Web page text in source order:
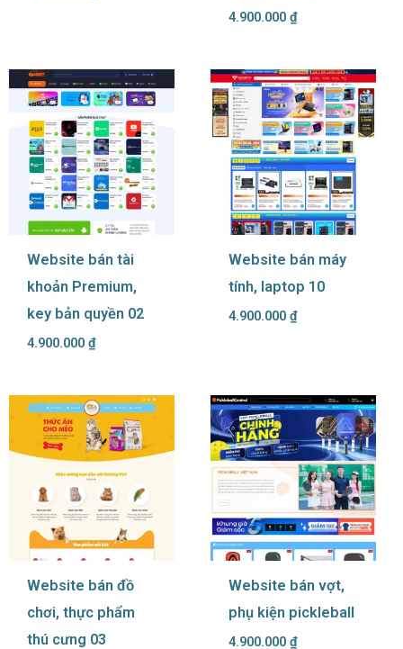
4.900.000 ₫
Website bán tài
khoản Premium,
key bản quyền 02
4.900.000 ₫
Website bán máy
tính, laptop 10
4.900.000 ₫
Website bán đồ
chơi, thực phẩm
thú cưng 03
Website bán vợt,
phụ kiện pickleball
4.900.000 ₫